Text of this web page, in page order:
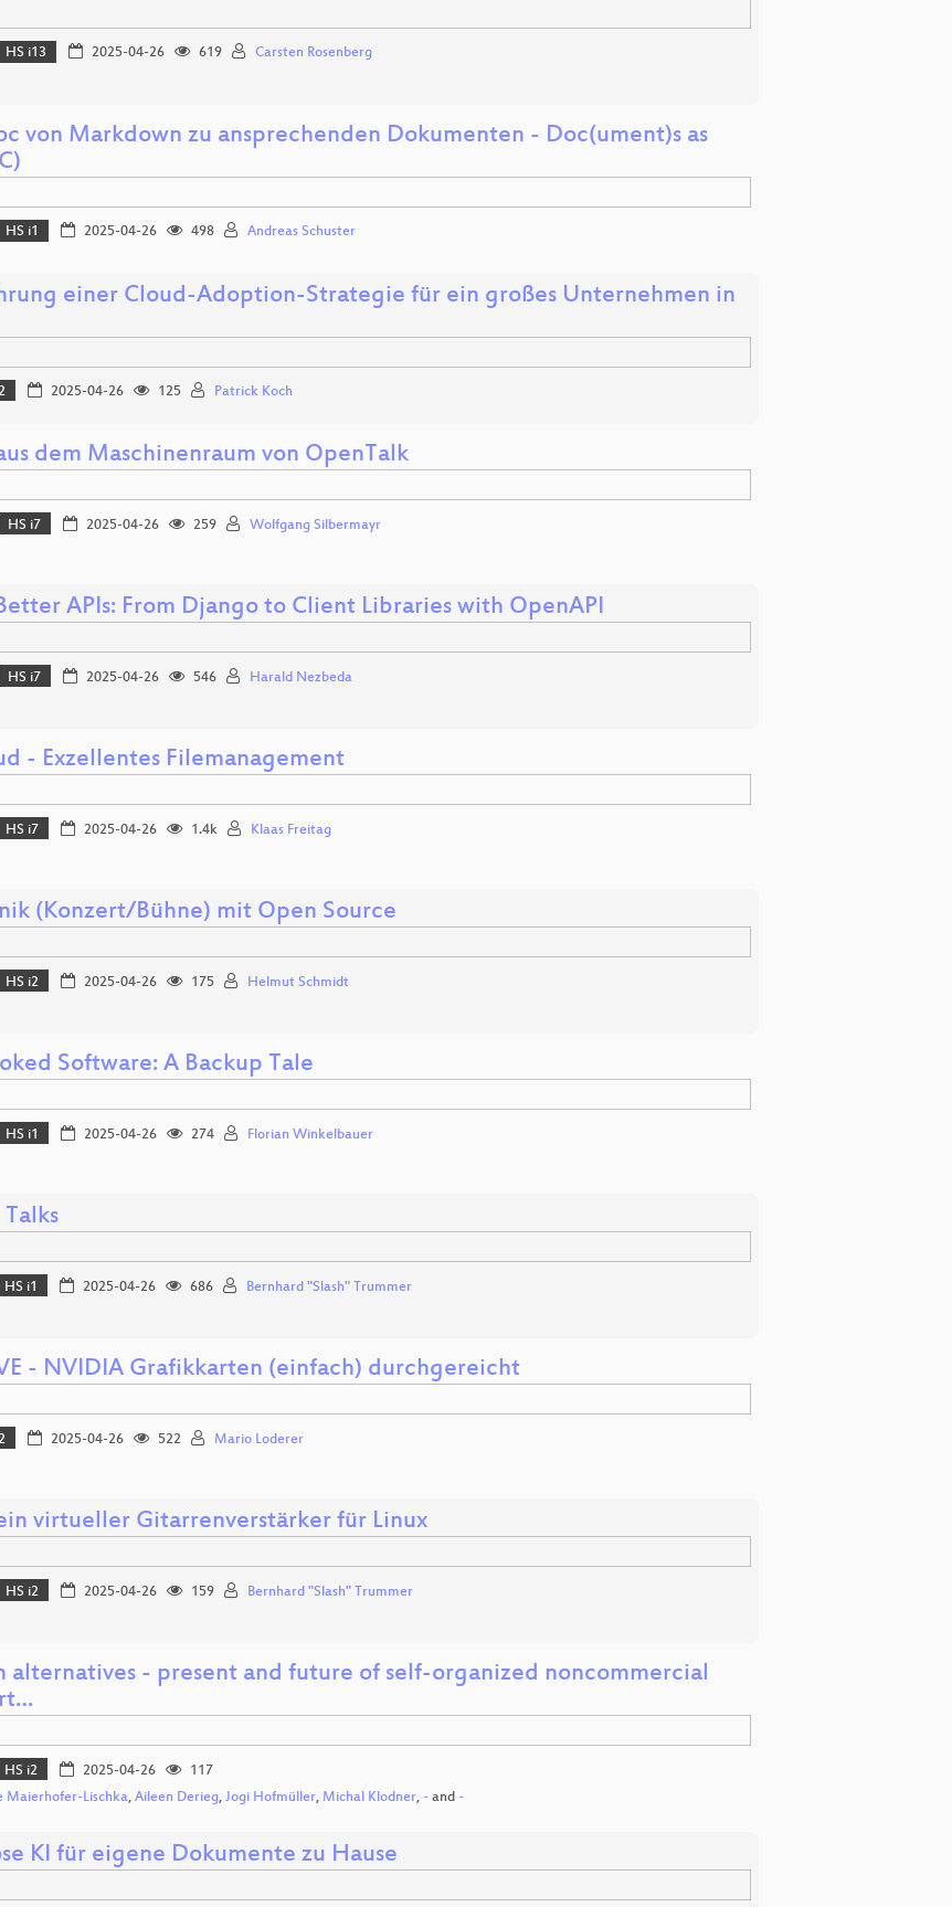
HS i13 2025-04-26 619 Carsten Rosenberg
von Markdown zu ansprechenden Dokumenten - Doc(ument)s as
HS i1 2025-04-26 498 Andreas Schuster
einer Cloud-Adoption-Strategie für ein großes Unternehmen in
2025-04-26 125 Patrick Koch
dem Maschinenraum von OpenTalk
HS i7 2025-04-26 259 Wolfgang Silbermayr
APIs: From Django to Client Libraries with OpenAPI
HS i7 2025-04-26 546 Harald Nezbeda
- Exzellentes Filemanagement
HS i7 2025-04-26 1.4k Klaas Freitag
(Konzert/Bühne) mit Open Source
HS i2 2025-04-26 175 Helmut Schmidt
Software: A Backup Tale
HS i1 2025-04-26 274 Florian Winkelbauer
HS i1 2025-04-26 686 Bernhard "Slash" Trummer
- NVIDIA Grafikkarten (einfach) durchgereicht
2025-04-26 522 Mario Loderer
virtueller Gitarrenverstärker für Linux
HS i2 2025-04-26 159 Bernhard "Slash" Trummer
alternatives - present and future of self-organized noncommercial
HS i2 2025-04-26
117
Maierhofer-Lischka, Aileen Derieg, Jogi Hofmüller, Michal Klodner, - and -
KI für eigene Dokumente zu Hause